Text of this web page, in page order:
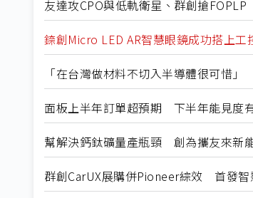
友達攻CPO與低軌衛星、群創搶
錼創Micro LED AR智慧眼鏡成功搭上
「在台灣做材料不切入半導體很可惜
面板上半年訂單超預期 下半年能見度
幫解決鈣鈦礦量產瓶頸 創為攜友來新
群創CarUX展購併Pioneer綜效 首發智